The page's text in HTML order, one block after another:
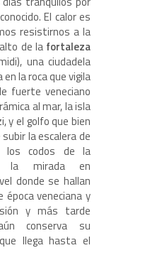
El calor es
resistirnos a la
de la fortaleza
una ciudadela
en la roca que vigila
fuerte veneciano
al mar, la isla
y el golfo que bien
la escalera de
los codos de la
la mirada en
donde se hallan
veneciana y
y más tarde
conserva su
llega hasta el